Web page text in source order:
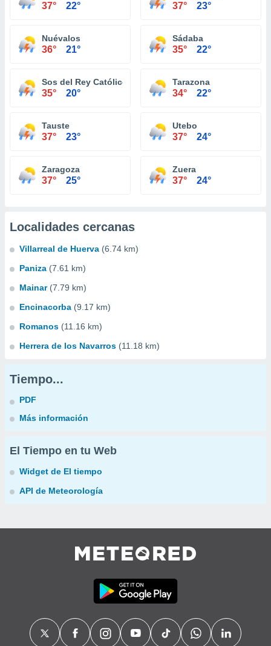
37° 22° 37° 23°
Nuévalos
36° 21°
Sádaba
35° 22°
Sos del Rey Católico
35° 20°
Tarazona
34° 22°
Tauste
37° 23°
Utebo
37° 24°
Zaragoza
37° 25°
Zuera
37° 24°
Localidades cercanas
Villarreal de Huerva (6.74 km)
Paniza (7.61 km)
Mainar (7.79 km)
Encinacorba (9.17 km)
Romanos (11.16 km)
Herrera de los Navarros (11.18 km)
Tiempo...
PDF
Más información
El Tiempo en tu Web
Widget de El tiempo
API de Meteorología